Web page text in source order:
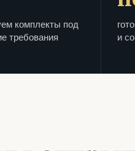
комплекты под
требования
и